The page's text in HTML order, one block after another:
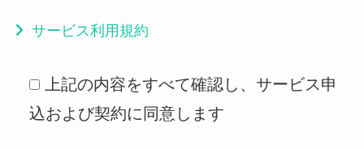
サービス利用規約
上記の内容をすべて確認し、サービス申
込および契約に同意します